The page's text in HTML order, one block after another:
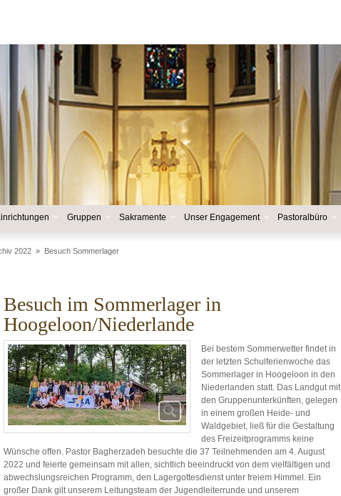
Gruppen Sakramente Unser Engagement Pastoralbüro
2022 » Besuch Sommerlager
Besuch im Sommerlager in
Hoogeloon/Niederlande
Bei bestem Sommerwetter findet in
der letzten Schulferienwoche das
Sommerlager in Hoogeloon in den
Niederlanden statt. Das Landgut mit
den Gruppenunterkünften, gelegen
in einem großen Heide- und
Waldgebiet, ließ für die Gestaltung
des Freizeitprogramms keine
Wünsche offen. Pastor Bagherzadeh besuchte die 37 Teilnehmenden am 4. August
2022 und feierte gemeinsam mit allen, sichtlich beeindruckt von dem vielfältigen und
abwechslungsreichen Programm, den Lagergottesdienst unter freiem Himmel. Ein
großer Dank gilt unserem Leitungsteam der Jugendleiterrunde und unserem